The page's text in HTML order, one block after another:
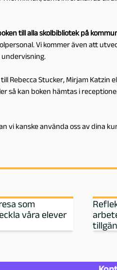
till alla skolbibliotek på
Vi kommer även att
undervisning.
till Rebecca Stucker, Mirjam Katzin
så kan boken hämtas i
vi kanske använda oss av dina
som
våra elever